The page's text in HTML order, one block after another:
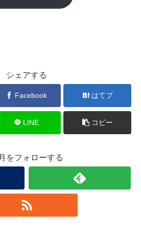
シェアする
Facebook はてブ
LINE コピー
をフォローする